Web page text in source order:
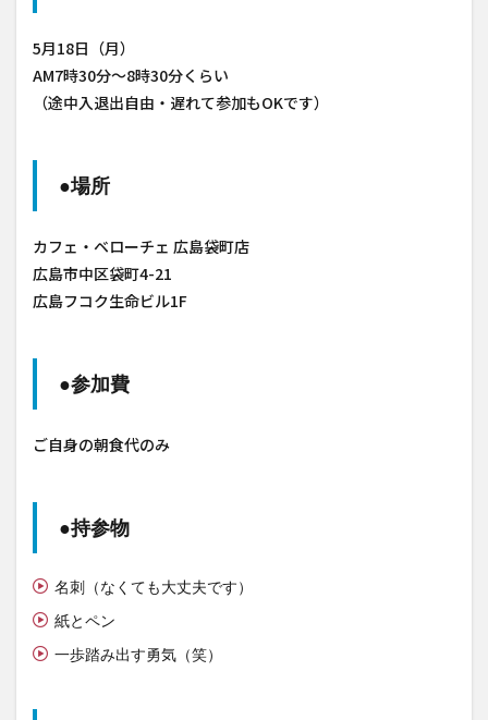
5月18日（月）
AM7時30分～8時30分くらい
（途中入退出自由・遅れて参加もOKです）
●場所
カフェ・ベローチェ 広島袋町店
広島市中区袋町4-21
広島フコク生命ビル1F
●参加費
ご自身の朝食代のみ
●持参物
名刺（なくても大丈夫です）
紙とペン
一歩踏み出す勇気（笑）